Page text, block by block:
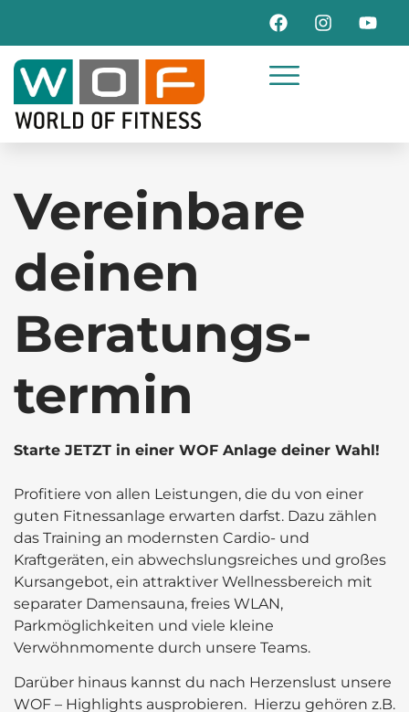
Vereinbare
deinen
Beratungs­
termin
Starte JETZT in einer WOF Anlage deiner Wahl!
Profitiere von allen Leistungen, die du von einer
guten Fitnessanlage erwarten darfst. Dazu zählen
das Training an modernsten Cardio- und
Kraftgeräten, ein abwechslungsreiches und großes
Kursangebot, ein attraktiver Wellnessbereich mit
separater Damensauna, freies WLAN,
Parkmöglichkeiten und viele kleine
Verwöhnmomente durch unsere Teams.
Darüber hinaus kannst du nach Herzenslust unsere
WOF – Highlights ausprobieren. Hierzu gehören z.B.